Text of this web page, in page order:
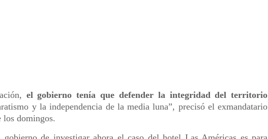
el gobierno tenía que defender la integridad del territorio
y la independencia de la media luna”, precisó el exmandatario
los domingos.